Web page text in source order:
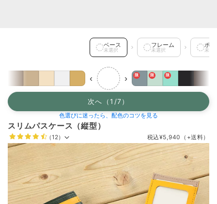
ベース
未選択
フレーム
未選択
ポ
未選
限 限 限
‹ ›
スリムパスケース（縦型）
（12） 税込¥5,940 （+送料）
次へ（1/7）
色選びに迷ったら、配色のコツを見る